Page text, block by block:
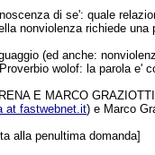
di se': quale
nonviolenza richiede
(ed anche:
wolof: la parola
E MARCO
at fastwebnet.it) e Marco
alla penultima domanda]